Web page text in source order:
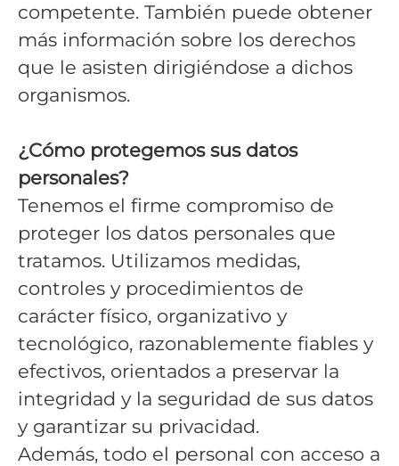
competente. También puede obtener
más información sobre los derechos
que le asisten dirigiéndose a dichos
organismos.
¿Cómo protegemos sus datos
personales?
Tenemos el firme compromiso de
proteger los datos personales que
tratamos. Utilizamos medidas,
controles y procedimientos de
carácter físico, organizativo y
tecnológico, razonablemente fiables y
efectivos, orientados a preservar la
integridad y la seguridad de sus datos
y garantizar su privacidad.
Además, todo el personal con acceso a